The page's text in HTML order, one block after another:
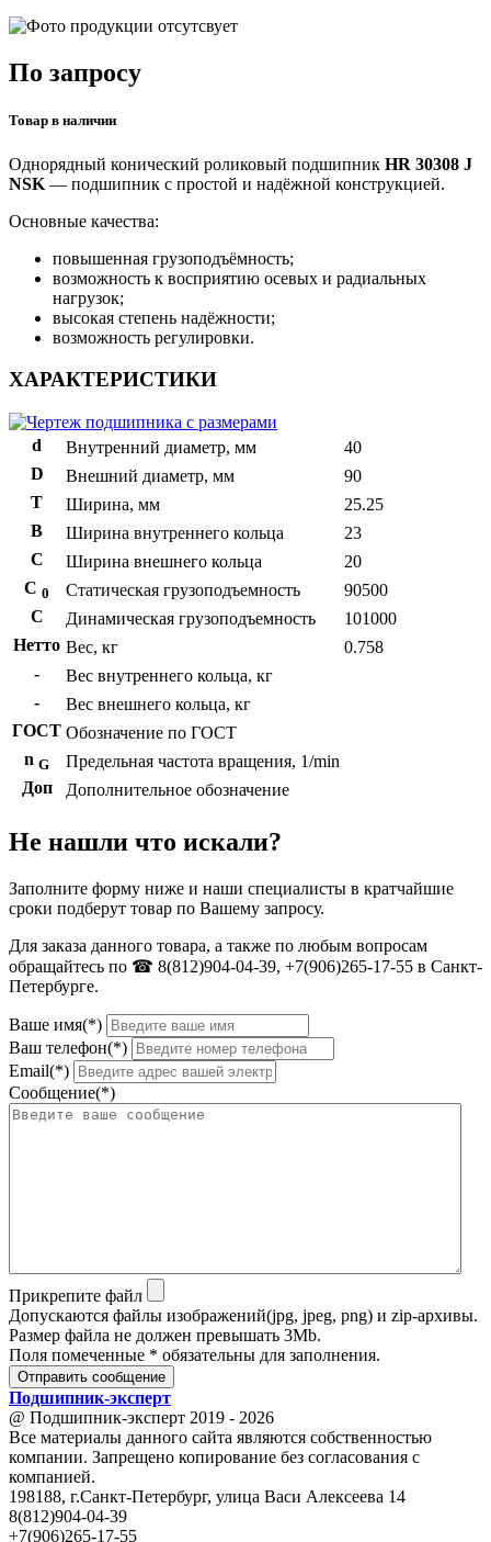
По запросу
Товар в наличии
Однорядный конический роликовый подшипник HR 30308 J
NSK — подшипник с простой и надёжной конструкцией.
Основные качества:
повышенная грузоподъёмность;
возможность к восприятию осевых и радиальных
нагрузок;
высокая степень надёжности;
возможность регулировки.
ХАРАКТЕРИСТИКИ
d Внутренний диаметр, мм
40
D
Внешний диаметр, мм
90
T
Ширина, мм
25.25
B
Ширина внутреннего кольца
23
С
Ширина внешнего кольца
20
С 0 Статическая грузоподъемность
90500
C
Динамическая грузоподъемность
101000
Нетто Вес, кг
0.758
-
Вес внутреннего кольца, кг
-
Вес внешнего кольца, кг
ГОСТ Обозначение по ГОСТ
n G
Предельная частота вращения, 1/min
Доп
Дополнительное обозначение
Не нашли что искали?
Заполните форму ниже и наши специалисты в кратчайшие
сроки подберут товар по Вашему запросу.
Для заказа данного товара, а также по любым вопросам
обращайтесь по ☎ 8(812)904-04-39, +7(906)265-17-55 в Санкт-
Петербурге.
Ваше имя(*)
Ваш телефон(*)
Email(*)
Сообщение(*)
Прикрепите файл
Допускаются файлы изображений(jpg, jpeg, png) и zip-архивы.
Размер файла не должен превышать 3Mb.
Поля помеченные * обязательны для заполнения.
Отправить сообщение
Подшипник-эксперт
@ Подшипник-эксперт 2019 - 2026
Все материалы данного сайта являются собственностью
компании. Запрещено копирование без согласования с
компанией.
198188, г.Санкт-Петербург, улица Васи Алексеева 14
8(812)904-04-39
+7(906)265-17-55